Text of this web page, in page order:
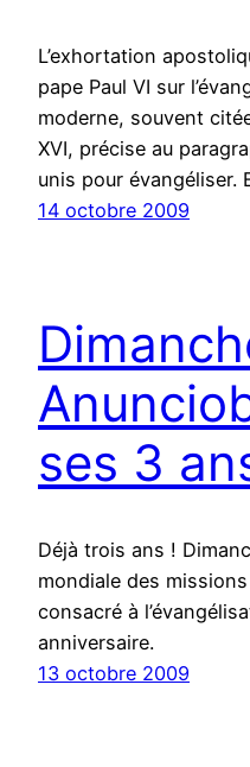
L’exhortation
pape Paul VI sur
moderne, souvent
XVI, précise au
unis pour évangéliser.
14 octobre 2009
ses 3
Déjà trois ans !
mondiale des
consacré à
anniversaire.
13 octobre 2009